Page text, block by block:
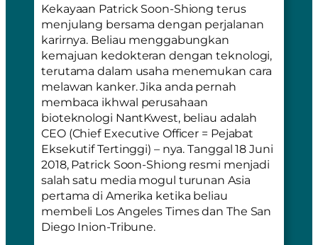
Kekayaan Patrick Soon-Shiong terus
menjulang bersama dengan perjalanan
karirnya. Beliau menggabungkan
kemajuan kedokteran dengan teknologi,
terutama dalam usaha menemukan cara
melawan kanker. Jika anda pernah
membaca ikhwal perusahaan
bioteknologi NantKwest, beliau adalah
CEO (Chief Executive Officer = Pejabat
Eksekutif Tertinggi) – nya. Tanggal 18 Juni
2018, Patrick Soon-Shiong resmi menjadi
salah satu media mogul turunan Asia
pertama di Amerika ketika beliau
membeli Los Angeles Times dan The San
Diego Inion-Tribune.